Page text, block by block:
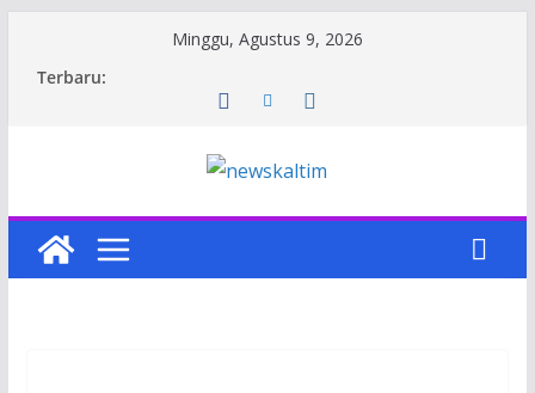
Minggu, Agustus 9, 2026
Terbaru: